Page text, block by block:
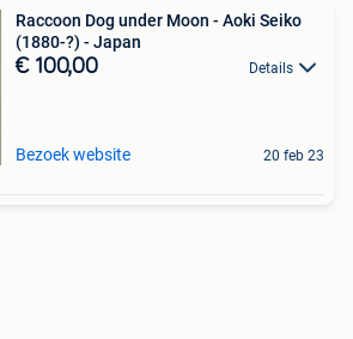
Raccoon Dog under Moon - Aoki Seiko
(1880-?) - Japan
€ 100,00 Details
Bezoek website 20 feb 23